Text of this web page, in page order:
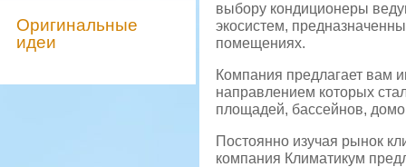
Оригинальные
идеи
выбору кондиционеры
экосистем,
помещениях.
Компания предлагает вам
направлением которых
площадей, бассейнов,
Постоянно изучая рынок
компания Климатикум